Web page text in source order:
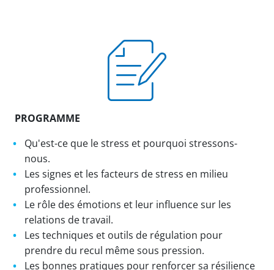
PROGRAMME
Qu'est-ce que le stress et pourquoi stressons-
nous.
Les signes et les facteurs de stress en milieu
professionnel.
Le rôle des émotions et leur influence sur les
relations de travail.
Les techniques et outils de régulation pour
prendre du recul même sous pression.
Les bonnes pratiques pour renforcer sa résilience